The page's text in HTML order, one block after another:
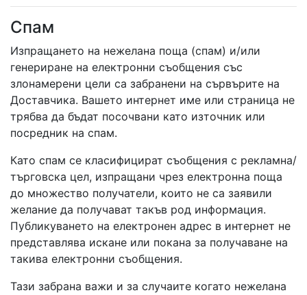
Спам
Изпращането на нежелана поща (спам) и/или
генериране на електронни съобщения със
злонамерени цели са забранени на сървърите на
Доставчика. Вашето интернет име или страница не
трябва да бъдат посочвани като източник или
посредник на спам.
Като спам се класифицират съобщения с рекламна/
търговска цел, изпращани чрез електронна поща
до множество получатели, които не са заявили
желание да получават такъв род информация.
Публикуването на електронен адрес в интернет не
представлява искане или покана за получаване на
такива eлектронни съобщения.
Тази забрана важи и за случаите когато нежелана